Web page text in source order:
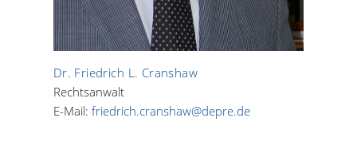
Dr. Friedrich L. Cranshaw
Rechtsanwalt
E-Mail: friedrich.cranshaw@depre.de